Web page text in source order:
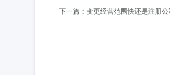
下一篇：变更经营范围快还是注册公